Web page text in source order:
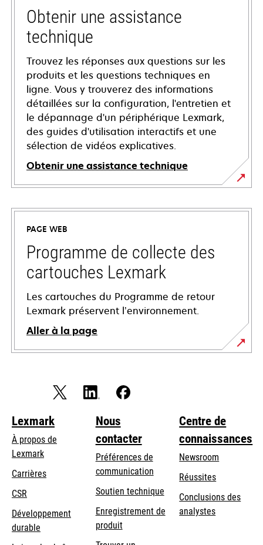
Obtenir une assistance
technique
Trouvez les réponses aux questions sur les
produits et les questions techniques en
ligne. Vous y trouverez des informations
détaillées sur la configuration, l'entretien et
le dépannage d'un périphérique Lexmark,
des guides d'utilisation interactifs et une
sélection de vidéos explicatives.
Obtenir une assistance technique
s’ouvre
dans
nouvel
onglet
PAGE WEB
Programme de collecte des
cartouches Lexmark
Les cartouches du Programme de retour
Lexmark préservent l’environnement.
Aller à la page
Lexmark
À propos de
Lexmark
Carrières
CSR
Développement
durable
Nous
contacter
Préférences de
communication
s’ouvre
dans
un
nouvel
Soutien techniques’ouvre
dans
un
Enregistrement de
produit
Centre de
connaissances
Newsroom
Réussites
Conclusions des
analystes